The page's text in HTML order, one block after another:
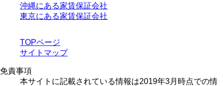
沖縄にある家賃保証会社
東京にある家賃保証会社
TOPページ
サイトマップ
免責事項
本サイトに記載されている情報は2019年3月時点での情